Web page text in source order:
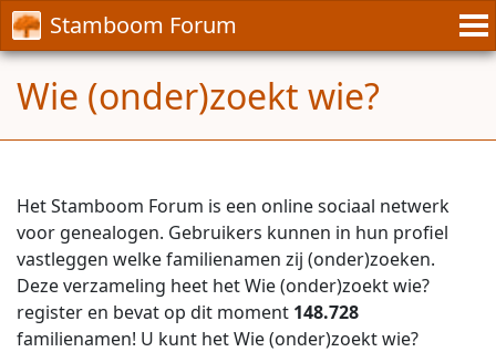
Stamboom Forum
Wie (onder)zoekt wie?
Het Stamboom Forum is een online sociaal netwerk
voor genealogen. Gebruikers kunnen in hun profiel
vastleggen welke familienamen zij (onder)zoeken.
Deze verzameling heet het Wie (onder)zoekt wie?
register en bevat op dit moment 148.728
familienamen! U kunt het Wie (onder)zoekt wie?